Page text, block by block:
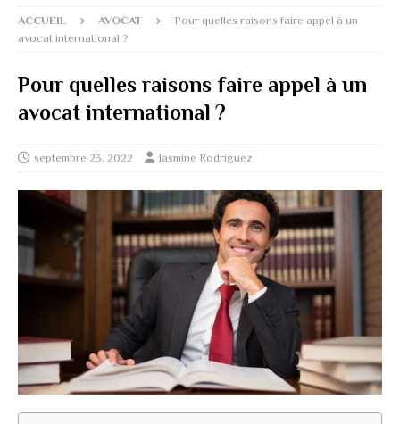
ACCUEIL AVOCAT
Pour quelles raisons faire appel à un
avocat international ?
Pour quelles raisons faire appel à un
avocat international ?
septembre 23, 2022 Jasmine Rodriguez